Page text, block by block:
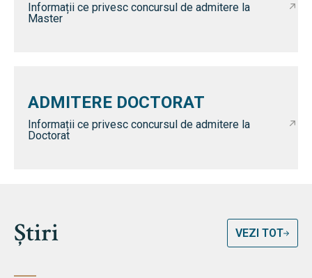
Informații ce privesc concursul de admitere la
Master
ADMITERE DOCTORAT
Informații ce privesc concursul de admitere la
Doctorat
Știri VEZI TOT